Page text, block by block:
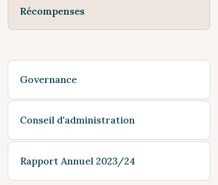
Récompenses
Governance
Conseil d'administration
Rapport Annuel 2023/24